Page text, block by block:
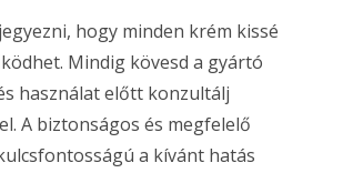
hogy minden krém kissé
Mindig kövesd a gyártó
használat előtt konzultálj
A biztonságos és megfelelő
a kívánt hatás